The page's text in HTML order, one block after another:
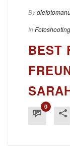
By
In Fotoshooting
BEST
0